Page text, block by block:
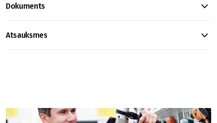
Dokuments
Atsauksmes